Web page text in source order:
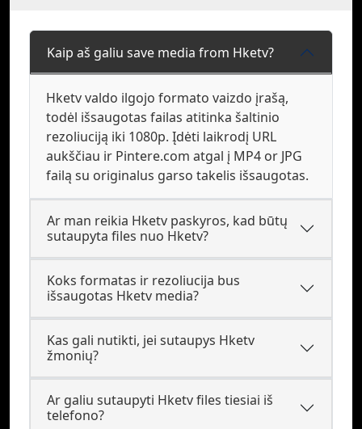
Kaip aš galiu save media from Hketv?
Hketv valdo ilgojo formato vaizdo įrašą,
todėl išsaugotas failas atitinka šaltinio
rezoliuciją iki 1080p. Įdėti laikrodį URL
aukščiau ir Pintere.com atgal į MP4 or JPG
failą su originalus garso takelis išsaugotas.
Ar man reikia Hketv paskyros, kad būtų
sutaupyta files nuo Hketv?
Koks formatas ir rezoliucija bus
išsaugotas Hketv media?
Kas gali nutikti, jei sutaupys Hketv
žmonių?
Ar galiu sutaupyti Hketv files tiesiai iš
telefono?